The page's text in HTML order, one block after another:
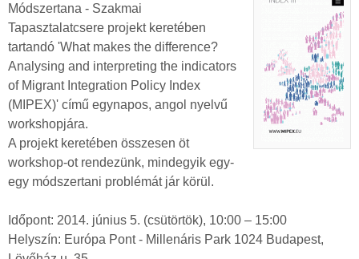
Módszertana - Szakmai
Tapasztalatcsere projekt keretében
tartandó 'What makes the difference?
Analysing and interpreting the indicators
of Migrant Integration Policy Index
(MIPEX)' című egynapos, angol nyelvű
workshopjára.
A projekt keretében összesen öt
workshop-ot rendezünk, mindegyik egy-
egy módszertani problémát jár körül.
Időpont: 2014. június 5. (csütörtök), 10:00 – 15:00
Helyszín: Európa Pont - Millenáris Park 1024 Budapest,